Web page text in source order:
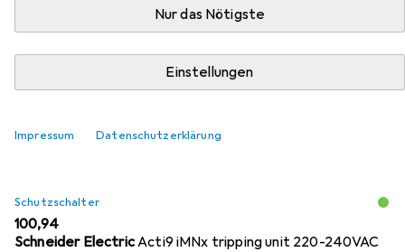
Nur das Nötigste
Einstellungen
Impressum Datenschutzerklärung
Schneider Electric LSSchalter iC60N 2p aus den
Kategorien Schutzschalter, Verteilerschrank Zubehör und
Relais.
Relevanz
Schutzschalter
EUR
100,94
Schneider ElectricActi9 iMNx tripping unit 220-240VAC